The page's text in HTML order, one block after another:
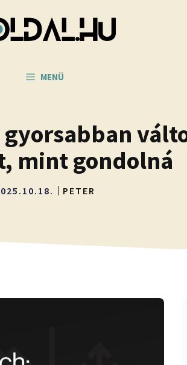
MENÜ
mint gondolná
PETER